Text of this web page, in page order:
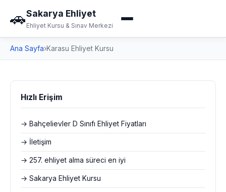
🚗Sakarya Ehliyet
Ehliyet Kursu & Sınav Merkezi
Ana Sayfa›Karasu Ehliyet Kursu
Hızlı Erişim
→ Bahçelievler D Sınıfı Ehliyet Fiyatları
→ İletişim
→ 257. ehliyet alma süreci en iyi
→ Sakarya Ehliyet Kursu